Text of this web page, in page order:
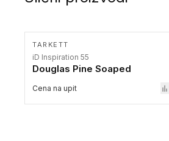
TARKETT
iD Inspiration 55
Douglas Pine Soaped
Cena na upit